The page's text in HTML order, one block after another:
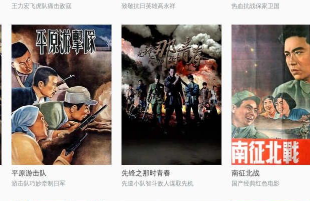
王力宏飞虎队痛击敌寇 致敬抗日英雄高永祥 热血抗战保家卫国
平原游击队
游击队巧妙牵制日军
先锋之那时青春
先遣小队智斗敌人谋取先机
南征北战
国产经典红色电影